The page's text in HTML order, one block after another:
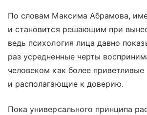
По словам Максима Абрамова,
и становится решающим при
ведь психология лица давно
раз усредненные черты
человеком как более приветливые
и располагающие к доверию.
Пока универсального принципа